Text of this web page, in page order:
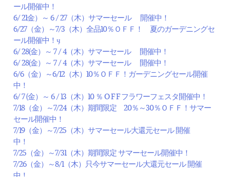
ール開催中！
6/ 21金）～ 6 / 27（木）サマーセール 開催中！
6/27（金）～7/3（木）全品10％ＯＦＦ！ 夏のガーデニングセ
ール開催中！ӌ
6/ 28(金）～ 7 / 4（木）サマーセール 開催中！
6/ 28(金）～ 7 / 4（木）サマーセール 開催中！
6/6（金）～6/12（木）10％ＯＦＦ！ガーデニングセール開催
中！
6/ 7 (金）～ 6 / 13（木）10 ％ O F F フラワーフェスタ開催中！
7/18（金）～7/24（木）期間限定 20％～30％ＯＦＦ！サマー
セール開催中！
7/19（金）～7/25（木）サマーセール大還元セール 開催
中！
7/25（金）～7/31（木）期間限定 サマーセール開催中！
7/26（金）～8/1（木）只今サマーセール大還元セール 開催